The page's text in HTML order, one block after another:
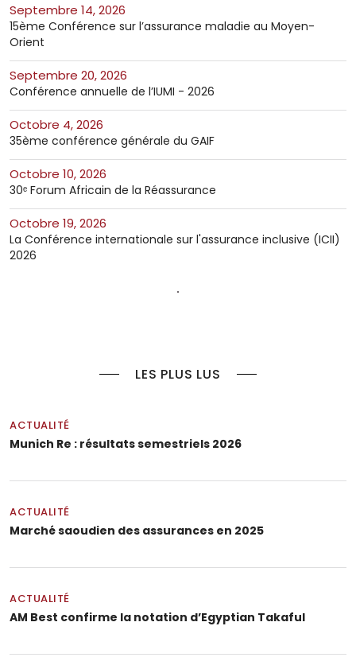
septembre 14, 2026
15ème Conférence sur l’assurance maladie au Moyen-
Orient
septembre 20, 2026
Conférence annuelle de l’IUMI - 2026
octobre 4, 2026
35ème conférence générale du GAIF
octobre 10, 2026
30ᵉ Forum Africain de la Réassurance
octobre 19, 2026
La Conférence internationale sur l'assurance inclusive (ICII)
2026
LES PLUS LUS
ACTUALITÉ
Munich Re : résultats semestriels 2026
ACTUALITÉ
Marché saoudien des assurances en 2025
ACTUALITÉ
AM Best confirme la notation d’Egyptian Takaful